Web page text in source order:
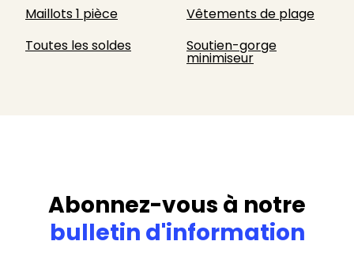
Maillots 1 pièce
Vêtements de plage
Toutes les soldes
Soutien-gorge
minimiseur
Abonnez-vous à notre
bulletin d'information